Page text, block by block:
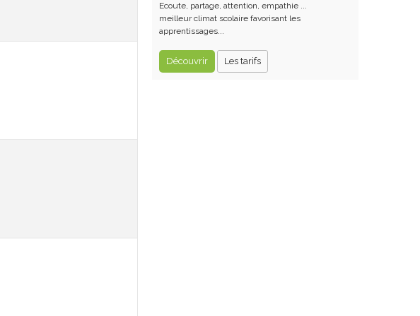
Ecoute, partage, attention, empathie ...
meilleur climat scolaire favorisant les
apprentissages...
Découvrir Les tarifs